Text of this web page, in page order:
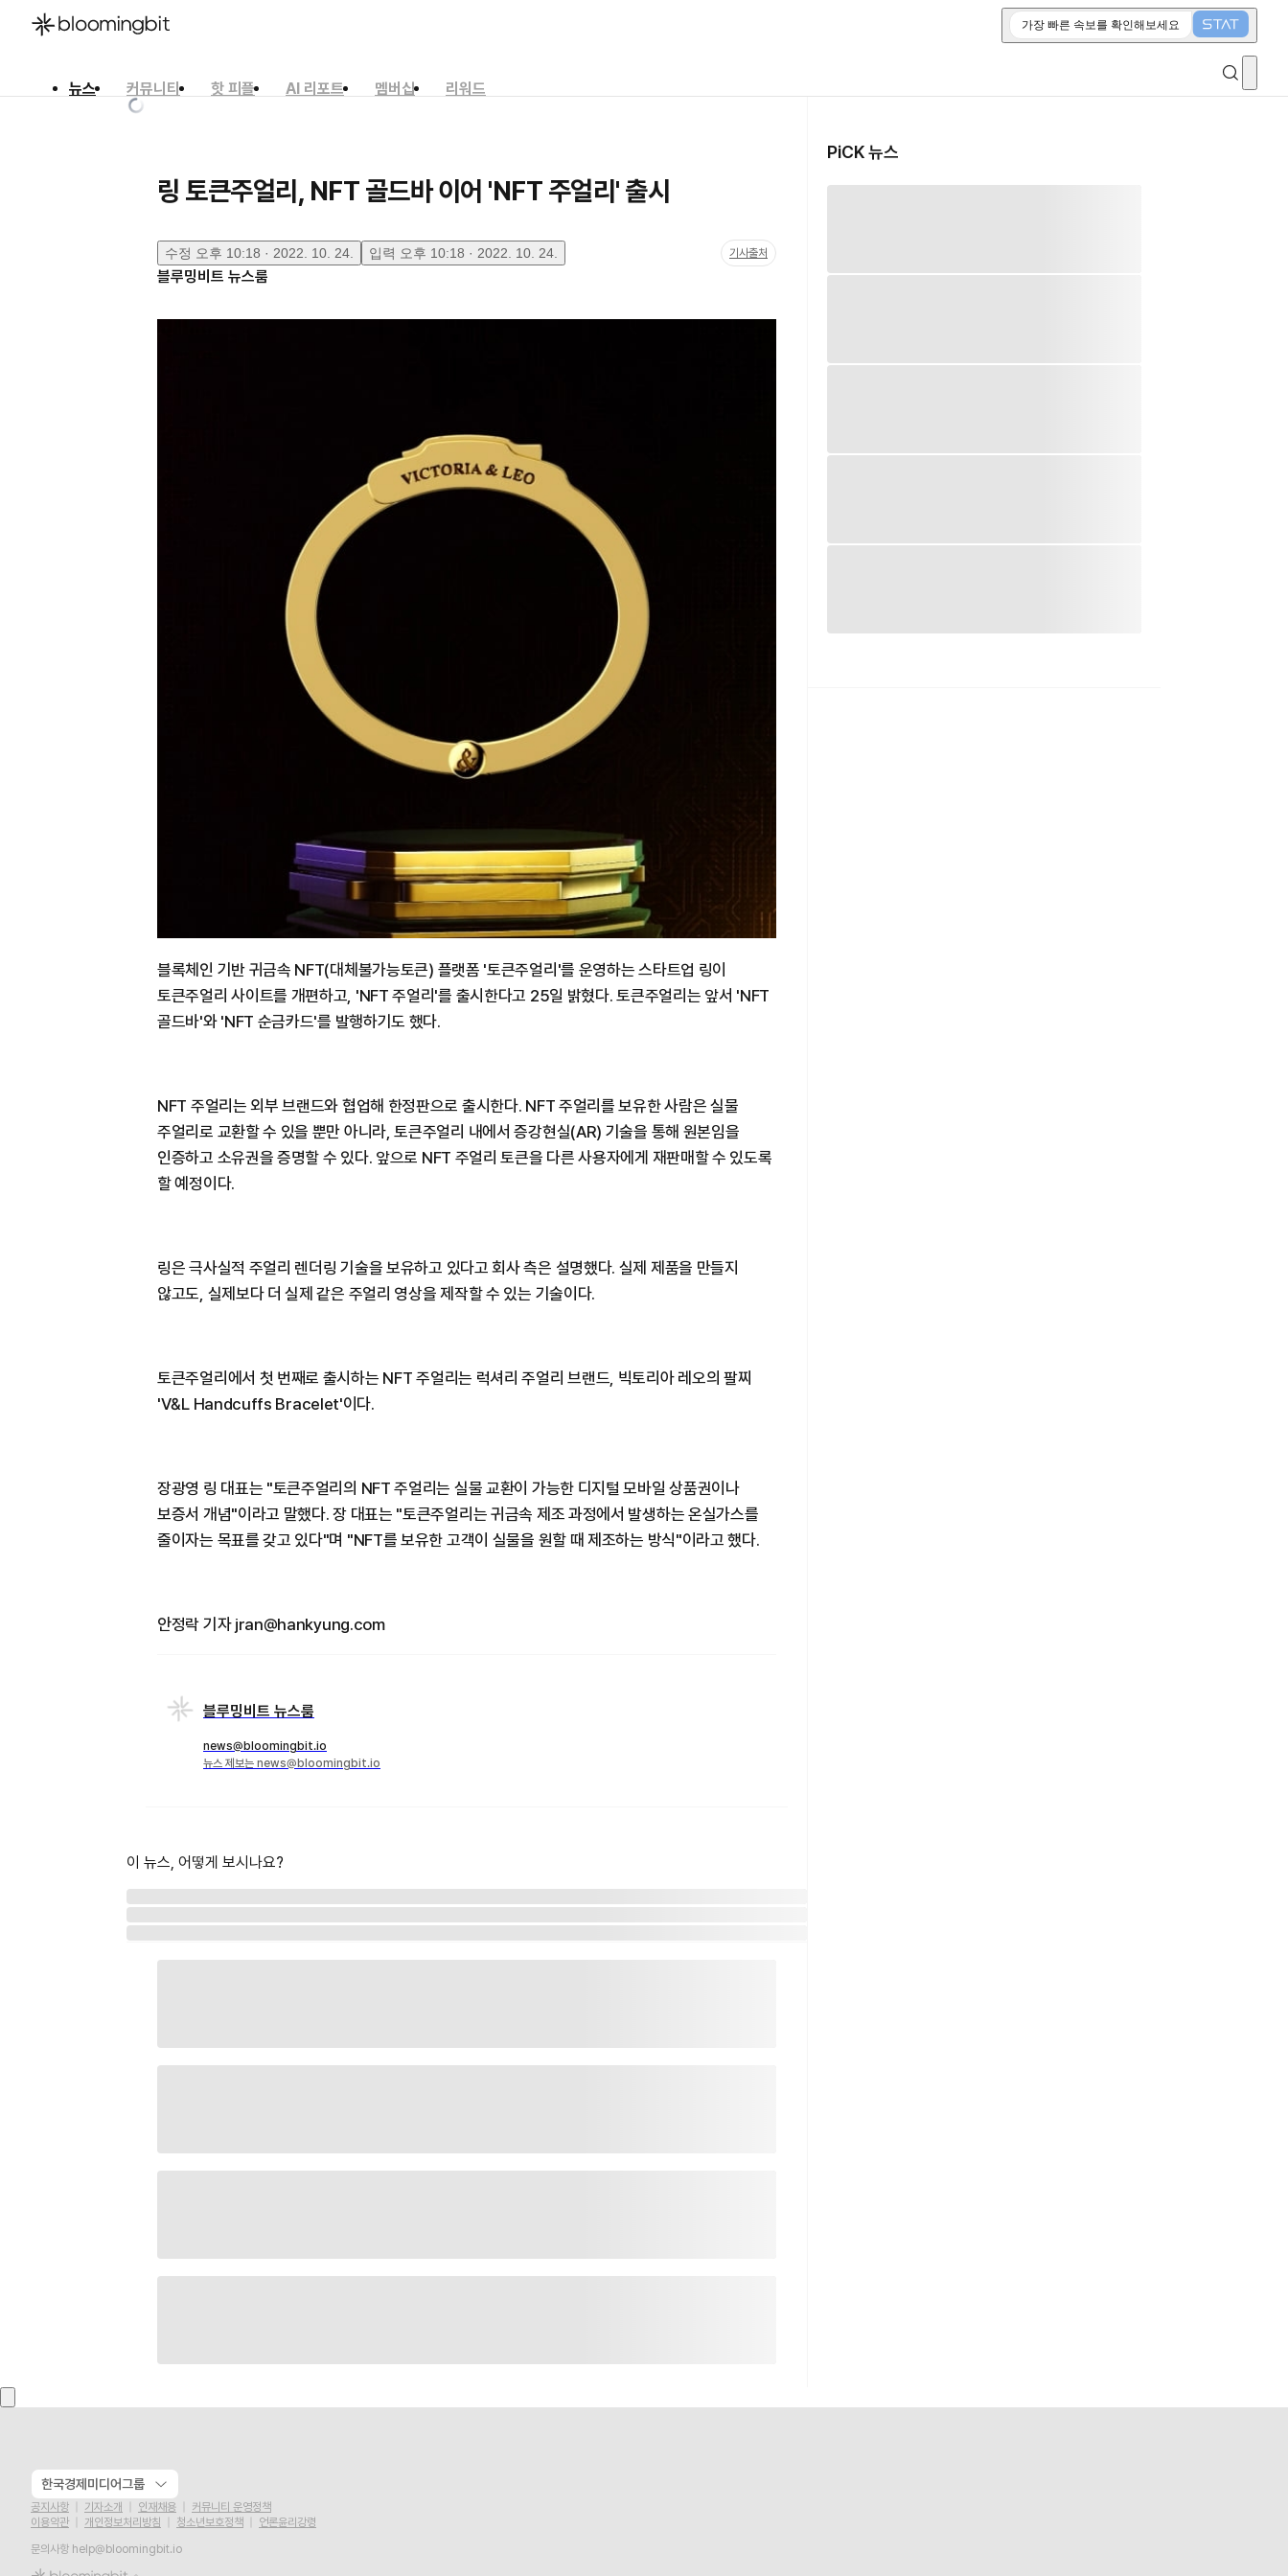
가장 빠른 속보를 확인해보세요
뉴스 커뮤니티 핫 피플 AI 리포트 멤버십
리워드
링 토큰주얼리, NFT 골드바 이어 'NFT 주얼리' 출시
수정 오후 10:18 · 2022. 10. 24. 입력 오후 10:18 · 2022. 10. 24. 기사출처
블루밍비트 뉴스룸
블록체인 기반 귀금속 NFT(대체불가능토큰) 플랫폼 '토큰주얼리'를 운영하는 스타트업 링이
토큰주얼리 사이트를 개편하고, 'NFT 주얼리'를 출시한다고 25일 밝혔다. 토큰주얼리는 앞서 'NFT
골드바'와 'NFT 순금카드'를 발행하기도 했다.
NFT 주얼리는 외부 브랜드와 협업해 한정판으로 출시한다. NFT 주얼리를 보유한 사람은 실물
주얼리로 교환할 수 있을 뿐만 아니라, 토큰주얼리 내에서 증강현실(AR) 기술을 통해 원본임을
인증하고 소유권을 증명할 수 있다. 앞으로 NFT 주얼리 토큰을 다른 사용자에게 재판매할 수 있도록
할 예정이다.
링은 극사실적 주얼리 렌더링 기술을 보유하고 있다고 회사 측은 설명했다. 실제 제품을 만들지
않고도, 실제보다 더 실제 같은 주얼리 영상을 제작할 수 있는 기술이다.
토큰주얼리에서 첫 번째로 출시하는 NFT 주얼리는 럭셔리 주얼리 브랜드, 빅토리아 레오의 팔찌
'V&L Handcuffs Bracelet'이다.
장광영 링 대표는 "토큰주얼리의 NFT 주얼리는 실물 교환이 가능한 디지털 모바일 상품권이나
보증서 개념"이라고 말했다. 장 대표는 "토큰주얼리는 귀금속 제조 과정에서 발생하는 온실가스를
줄이자는 목표를 갖고 있다"며 "NFT를 보유한 고객이 실물을 원할 때 제조하는 방식"이라고 했다.
안정락 기자 jran@hankyung.com
블루밍비트 뉴스룸
news@bloomingbit.io
뉴스 제보는 news@bloomingbit.io
이 뉴스, 어떻게 보시나요?
PiCK 뉴스
한국경제미디어그룹
공지사항 기자소개 인재채용
커뮤니티 운영정책
이용약관
개인정보처리방침 청소년보호정책
언론윤리강령
문의사항 help@bloomingbit.io